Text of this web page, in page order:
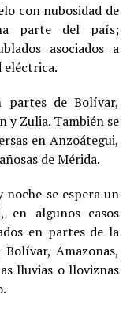
con nubosidad de
parte del país;
asociados a
eléctrica.
partes de Bolívar,
y Zulia. También se
en Anzoátegui,
de Mérida.
se espera un
en algunos casos
en partes de la
Bolívar, Amazonas,
lluvias o lloviznas